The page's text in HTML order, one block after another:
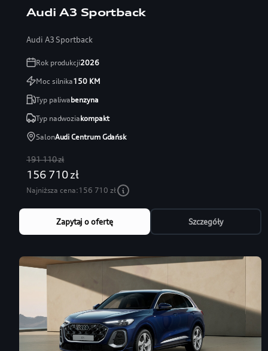
Audi A3 Sportback
Audi A3 Sportback
Rok produkcji2026
Moc silnika150KM
Typ paliwabenzyna
Typ nadwoziakompakt
SalonAudi Centrum Gdańsk
191 110 zł
156 710 zł
Najniższa cena:156 710 zł
Zapytaj o ofertę Szczegóły